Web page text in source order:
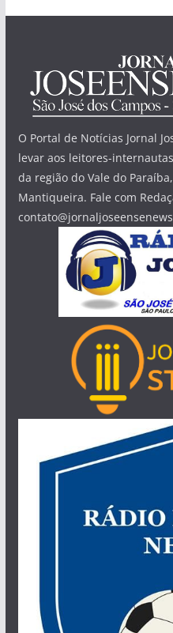
O Portal de Notícias Jornal
levar aos leitores-
da região do Vale do
Mantiqueira. Fale com